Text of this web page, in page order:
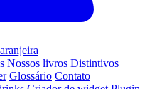
Nossos livros Distintivos
Glossário Contato